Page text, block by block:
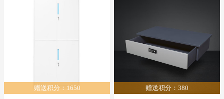
赠送积分：1650
赠送积分：380